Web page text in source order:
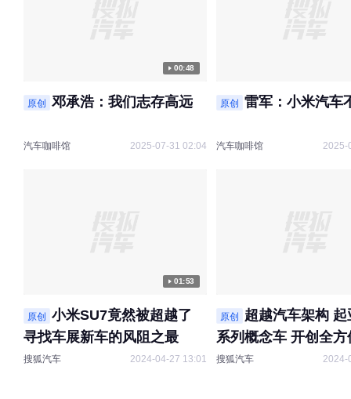
00:48
原创 邓承浩：我们志存高远
汽车咖啡馆 2025-07-31 02:04
原创 雷军：小米汽车
汽车咖啡馆 2025-
01:53
原创
小米SU7竟然被超越了
寻找车展新车的风阻之最
搜狐汽车 2024-04-27 13:01
原创
超越汽车架构
系列概念车 开创全方
出行解决方案
搜狐汽车 2024-